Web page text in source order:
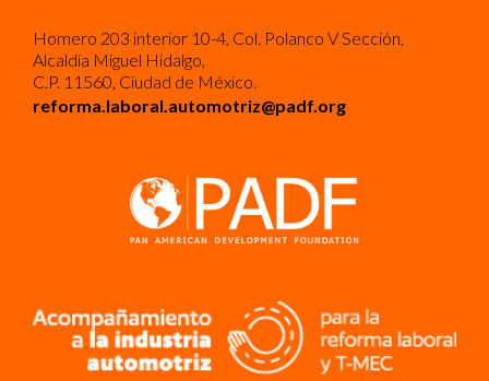
Homero 203 interior 10-4, Col. Polanco V Sección,
Alcaldía Miguel Hidalgo,
C.P. 11560, Ciudad de México.
reforma.laboral.automotriz@padf.org